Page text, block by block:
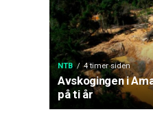
NTB 4 timer siden
Avskogingen i
på ti år